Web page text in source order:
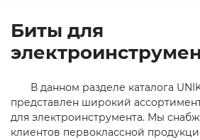
Биты для
В данном разделе каталога
представлен широкий
для электроинструмента. Мы
клиентов первоклассной